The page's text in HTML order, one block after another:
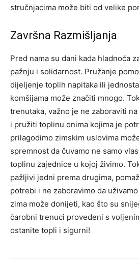
stručnjacima može biti od velike
Završna Razmišljanja
Pred nama su dani kada hladnoća
pažnju i solidarnost. Pružanje
dijeljenje toplih napitaka ili
komšijama može značiti mnogo.
trenutaka, važno je ne zaboraviti
i pružiti toplinu onima kojima je
prilagodimo zimskim uslovima
spremnost da čuvamo ne samo
toplinu zajednice u kojoj živimo.
pažljivi jedni prema drugima,
potrebi i ne zaboravimo da
zima može donijeti, kao što su
čarobni trenuci provedeni s
ostanite topli i sigurni!